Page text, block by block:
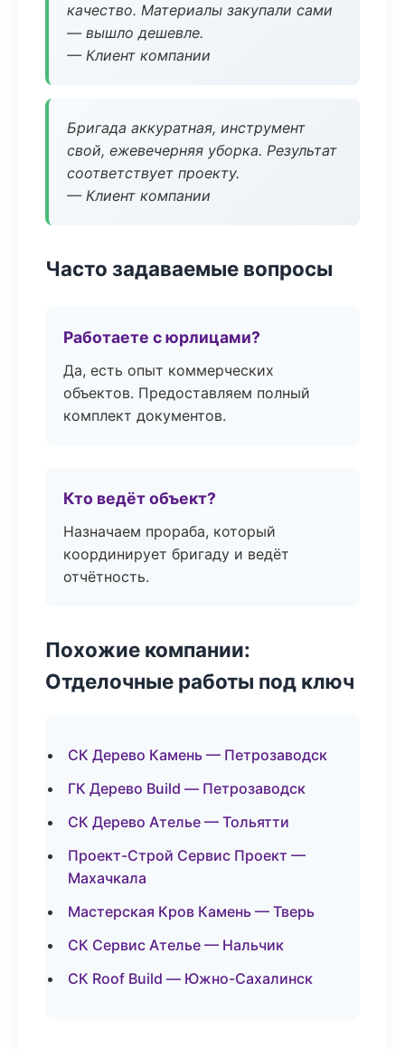
качество. Материалы закупали сами
— вышло дешевле.
— Клиент компании
Бригада аккуратная, инструмент
свой, ежевечерняя уборка. Результат
соответствует проекту.
— Клиент компании
Часто задаваемые вопросы
Работаете с юрлицами?
Да, есть опыт коммерческих
объектов. Предоставляем полный
комплект документов.
Кто ведёт объект?
Назначаем прораба, который
координирует бригаду и ведёт
отчётность.
Похожие компании:
Отделочные работы под ключ
СК Дерево Камень — Петрозаводск
ГК Дерево Build — Петрозаводск
СК Дерево Ателье — Тольятти
Проект-Строй Сервис Проект —
Махачкала
Мастерская Кров Камень — Тверь
СК Сервис Ателье — Нальчик
СК Roof Build — Южно-Сахалинск